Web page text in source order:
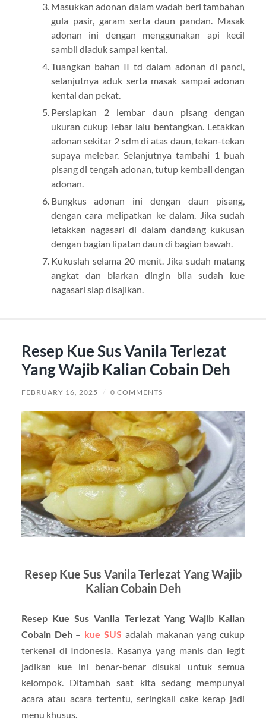
Masukkan adonan dalam wadah beri tambahan
gula pasir, garam serta daun pandan. Masak
adonan ini dengan menggunakan api kecil
sambil diaduk sampai kental.
Tuangkan bahan II td dalam adonan di panci,
selanjutnya aduk serta masak sampai adonan
kental dan pekat.
Persiapkan 2 lembar daun pisang dengan
ukuran cukup lebar lalu bentangkan. Letakkan
adonan sekitar 2 sdm di atas daun, tekan-tekan
supaya melebar. Selanjutnya tambahi 1 buah
pisang di tengah adonan, tutup kembali dengan
adonan.
Bungkus adonan ini dengan daun pisang,
dengan cara melipatkan ke dalam. Jika sudah
letakkan nagasari di dalam dandang kukusan
dengan bagian lipatan daun di bagian bawah.
Kukuslah selama 20 menit. Jika sudah matang
angkat dan biarkan dingin bila sudah kue
nagasari siap disajikan.
Resep Kue Sus Vanila Terlezat
Yang Wajib Kalian Cobain Deh
FEBRUARY 16, 2025 / 0 COMMENTS
Resep Kue Sus Vanila Terlezat Yang Wajib
Kalian Cobain Deh
Resep Kue Sus Vanila Terlezat Yang Wajib Kalian
Cobain Deh– kue SUS adalah makanan yang cukup
terkenal di Indonesia. Rasanya yang manis dan legit
jadikan kue ini benar-benar disukai untuk semua
kelompok. Ditambah saat kita sedang mempunyai
acara atau acara tertentu, seringkali cake kerap jadi
menu khusus.